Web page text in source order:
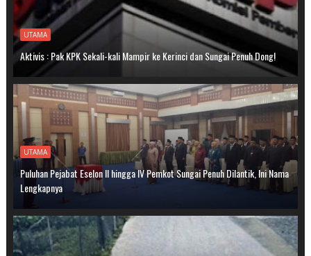
UTAMA
Aktivis : Pak KPK Sekali-kali Mampir ke Kerinci dan Sungai Penuh Dong!
UTAMA
Puluhan Pejabat Eselon II hingga IV Pemkot Sungai Penuh Dilantik, Ini Nama
Lengkapnya